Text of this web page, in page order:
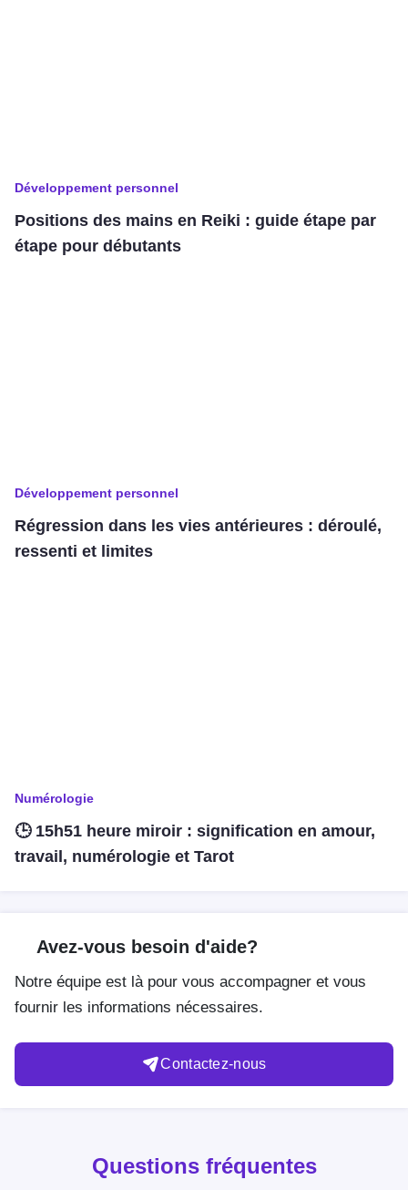
Développement personnel
Positions des mains en Reiki : guide étape par
étape pour débutants
Développement personnel
Régression dans les vies antérieures : déroulé,
ressenti et limites
Numérologie
🕒 15h51 heure miroir : signification en amour,
travail, numérologie et Tarot
Avez-vous besoin d'aide?
Notre équipe est là pour vous accompagner et vous
fournir les informations nécessaires.
Contactez-nous
Questions fréquentes